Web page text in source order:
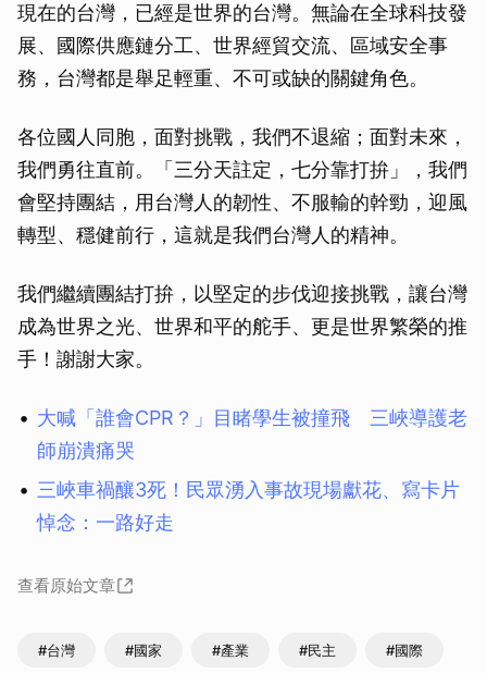
現在的台灣，已經是世界的台灣。無論在全球科技發
展、國際供應鏈分工、世界經貿交流、區域安全事
務，台灣都是舉足輕重、不可或缺的關鍵角色。
各位國人同胞，面對挑戰，我們不退縮；面對未來，
我們勇往直前。「三分天註定，七分靠打拚」，我們
會堅持團結，用台灣人的韌性、不服輸的幹勁，迎風
轉型、穩健前行，這就是我們台灣人的精神。
我們繼續團結打拚，以堅定的步伐迎接挑戰，讓台灣
成為世界之光、世界和平的舵手、更是世界繁榮的推
手！謝謝大家。
大喊「誰會CPR？」目睹學生被撞飛 三峽導護老
師崩潰痛哭
三峽車禍釀3死！民眾湧入事故現場獻花、寫卡片
悼念：一路好走
查看原始文章
#台灣 #國家 #產業 #民主 #國際